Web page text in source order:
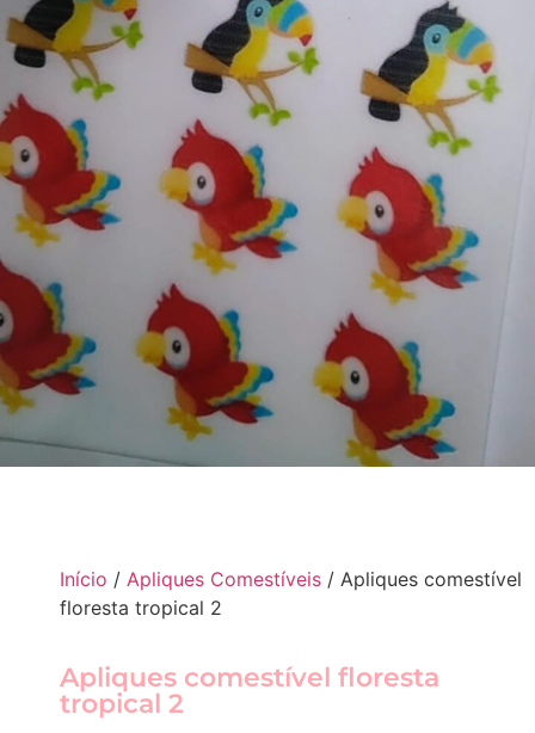
Início / Apliques Comestíveis / Apliques comestível
floresta tropical 2
Apliques comestível floresta
tropical 2